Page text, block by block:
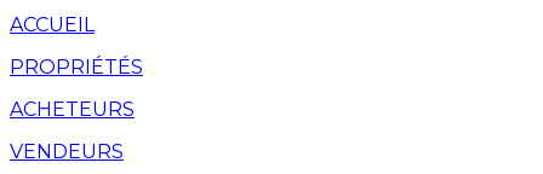
ACCUEIL
PROPRIÉTÉS
ACHETEURS
VENDEURS